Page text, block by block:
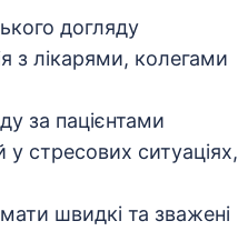
догляду
з лікарями, колегами
за пацієнтами
у стресових ситуаціях,
швидкі та зважені